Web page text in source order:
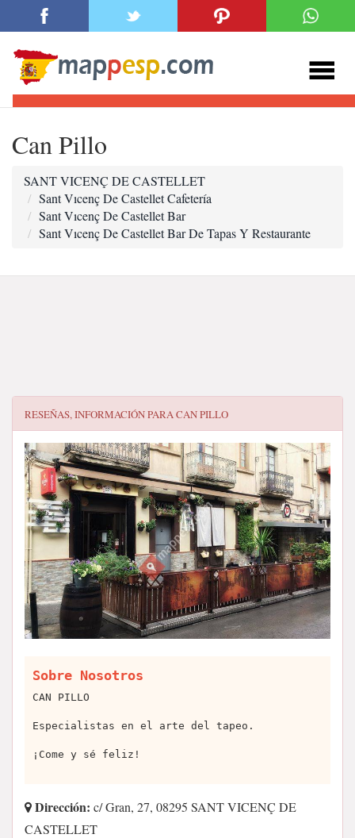
Can Pillo
SANT VICENÇ DE CASTELLET
Sant Vıcenç De Castellet Cafetería
Sant Vıcenç De Castellet Bar
Sant Vıcenç De Castellet Bar De Tapas Y Restaurante
RESEÑAS, INFORMACIÓN PARACAN PILLO
Sobre Nosotros
CAN PILLO
Especialistas en el arte del tapeo.
¡Come y sé feliz!
Dirección: c/ Gran, 27, 08295 SANT VICENÇ DE
CASTELLET